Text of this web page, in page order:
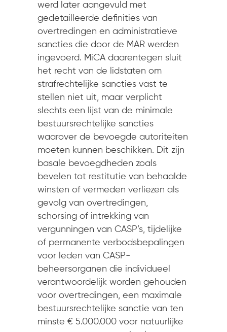
werd later aangevuld met
gedetailleerde definities van
overtredingen en administratieve
sancties die door de MAR werden
ingevoerd. MiCA daarentegen sluit
het recht van de lidstaten om
strafrechtelijke sancties vast te
stellen niet uit, maar verplicht
slechts een lijst van de minimale
bestuursrechtelijke sancties
waarover de bevoegde autoriteiten
moeten kunnen beschikken. Dit zijn
basale bevoegdheden zoals
bevelen tot restitutie van behaalde
winsten of vermeden verliezen als
gevolg van overtredingen,
schorsing of intrekking van
vergunningen van CASP’s, tijdelijke
of permanente verbodsbepalingen
voor leden van CASP-
beheersorganen die individueel
verantwoordelijk worden gehouden
voor overtredingen, een maximale
bestuursrechtelijke sanctie van ten
minste € 5.000.000 voor natuurlijke